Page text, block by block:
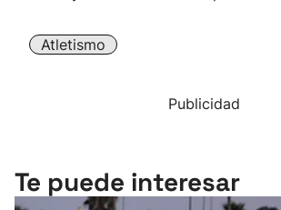
Atletismo
Publicidad
Te puede interesar